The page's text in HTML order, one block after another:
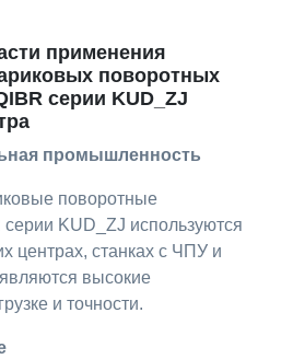
применения
поворотных
серии KUD_ZJ
промышленность
поворотные
KUD_ZJ используются
центрах, станках с ЧПУ и
высокие
и точности.